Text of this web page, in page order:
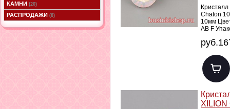
КАМНИ (20)
РАСПРОДАЖИ (8)
Chaton
10мм
AB F
XILION